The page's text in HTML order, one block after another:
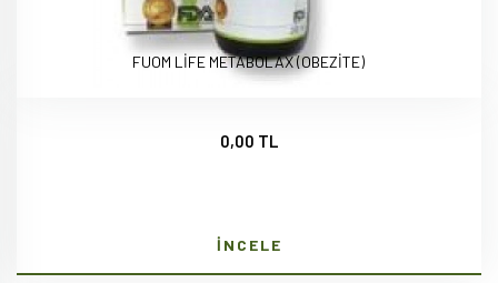
FUOM LİFE METABOLAX (OBEZİTE)
0,00 TL
İNCELE